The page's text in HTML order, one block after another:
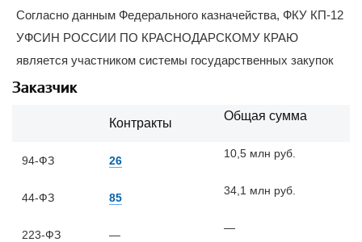
Согласно данным Федерального казначейства, ФКУ КП-12
УФСИН РОССИИ ПО КРАСНОДАРСКОМУ КРАЮ
является участником системы государственных закупок
Заказчик
Контракты
Общая сумма
94-ФЗ 26
10,5 млн руб.
44-ФЗ 85
34,1 млн руб.
223-ФЗ —
—